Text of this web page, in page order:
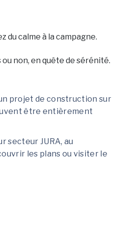
du calme à la campagne.
non, en quête de sérénité.
projet de construction sur
être entièrement
secteur JURA, au
les plans ou visiter le